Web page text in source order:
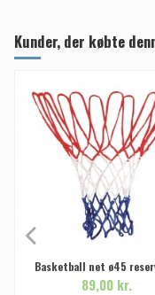
Kunder, der købte
Basketball net ø45
89,00 kr.